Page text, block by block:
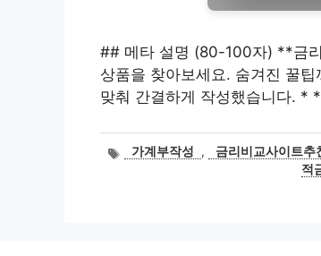
## 메타 설명 (80-100자) **금
상품을 찾아보세요. 숨겨진 꿀
맞춰 간결하게 작성했습니다. *
태가계부작성 , 금리비교사이트추
적